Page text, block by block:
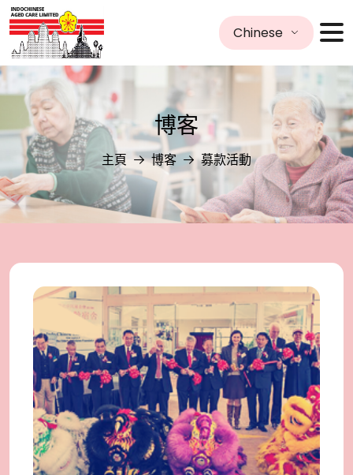
Chinese
博客
主頁 博客 募款活動